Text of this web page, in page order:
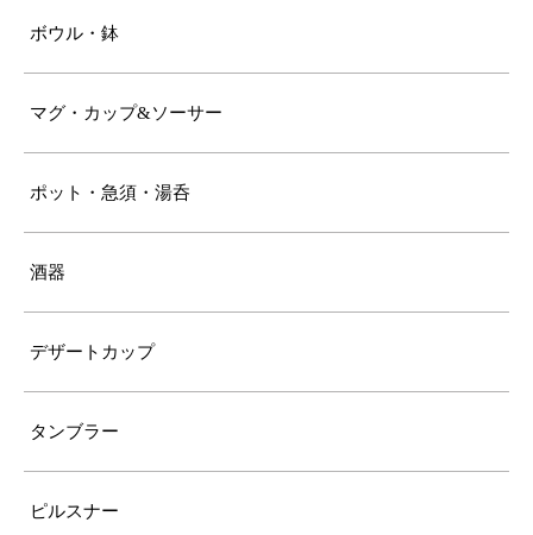
ボウル・鉢
マグ・カップ&ソーサー
ポット・急須・湯呑
酒器
デザートカップ
タンブラー
ピルスナー